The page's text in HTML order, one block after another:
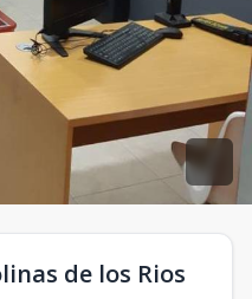
de los Rios